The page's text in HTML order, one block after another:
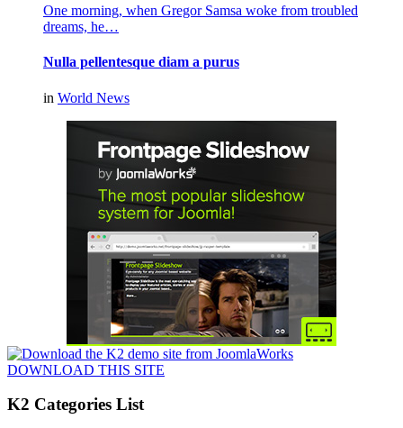
One morning, when Gregor Samsa woke from troubled
dreams, he…
Nulla pellentesque diam a purus
in World News
DOWNLOAD THIS SITE
K2 Categories List